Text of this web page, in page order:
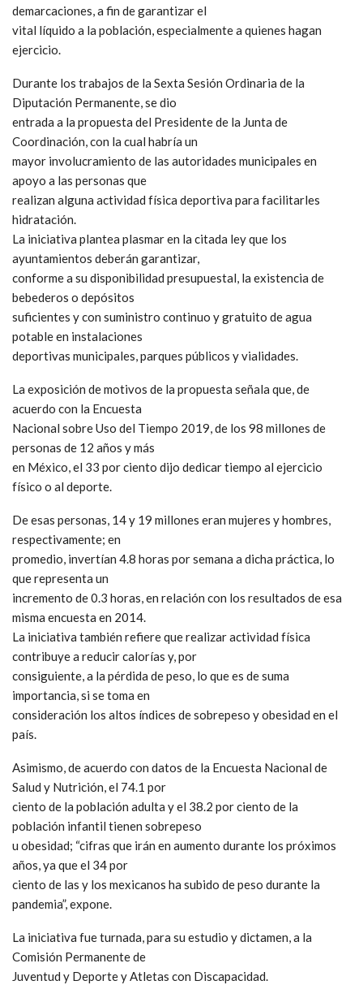
demarcaciones, a fin de garantizar el
vital líquido a la población, especialmente a quienes hagan
ejercicio.
Durante los trabajos de la Sexta Sesión Ordinaria de la
Diputación Permanente, se dio
entrada a la propuesta del Presidente de la Junta de
Coordinación, con la cual habría un
mayor involucramiento de las autoridades municipales en
apoyo a las personas que
realizan alguna actividad física deportiva para facilitarles
hidratación.
La iniciativa plantea plasmar en la citada ley que los
ayuntamientos deberán garantizar,
conforme a su disponibilidad presupuestal, la existencia de
bebederos o depósitos
suficientes y con suministro continuo y gratuito de agua
potable en instalaciones
deportivas municipales, parques públicos y vialidades.
La exposición de motivos de la propuesta señala que, de
acuerdo con la Encuesta
Nacional sobre Uso del Tiempo 2019, de los 98 millones de
personas de 12 años y más
en México, el 33 por ciento dijo dedicar tiempo al ejercicio
físico o al deporte.
De esas personas, 14 y 19 millones eran mujeres y hombres,
respectivamente; en
promedio, invertían 4.8 horas por semana a dicha práctica, lo
que representa un
incremento de 0.3 horas, en relación con los resultados de esa
misma encuesta en 2014.
La iniciativa también refiere que realizar actividad física
contribuye a reducir calorías y, por
consiguiente, a la pérdida de peso, lo que es de suma
importancia, si se toma en
consideración los altos índices de sobrepeso y obesidad en el
país.
Asimismo, de acuerdo con datos de la Encuesta Nacional de
Salud y Nutrición, el 74.1 por
ciento de la población adulta y el 38.2 por ciento de la
población infantil tienen sobrepeso
u obesidad; “cifras que irán en aumento durante los próximos
años, ya que el 34 por
ciento de las y los mexicanos ha subido de peso durante la
pandemia”, expone.
La iniciativa fue turnada, para su estudio y dictamen, a la
Comisión Permanente de
Juventud y Deporte y Atletas con Discapacidad.